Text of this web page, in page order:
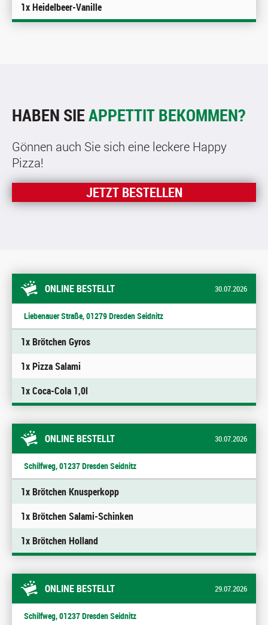
1x Heidelbeer-Vanille
HABEN SIEAPPETTIT BEKOMMEN?
Gönnen auch Sie sich eine leckere Happy
Pizza!
JETZT BESTELLEN
ONLINE BESTELLT 30.07.2026
Liebenauer Straße, 01279 Dresden Seidnitz
1x Brötchen Gyros
1x Pizza Salami
1x Coca-Cola 1,0l
ONLINE BESTELLT 30.07.2026
Schilfweg, 01237 Dresden Seidnitz
1x Brötchen Knusperkopp
1x Brötchen Salami-Schinken
1x Brötchen Holland
ONLINE BESTELLT 29.07.2026
Schilfweg, 01237 Dresden Seidnitz